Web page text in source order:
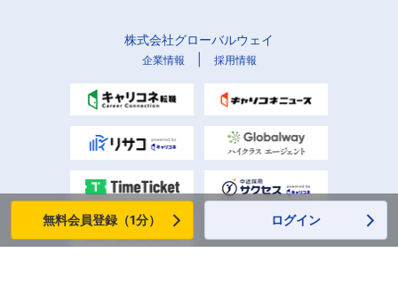
株式会社グローバルウェイ
企業情報 採用情報
無料会員登録（1分） ログイン